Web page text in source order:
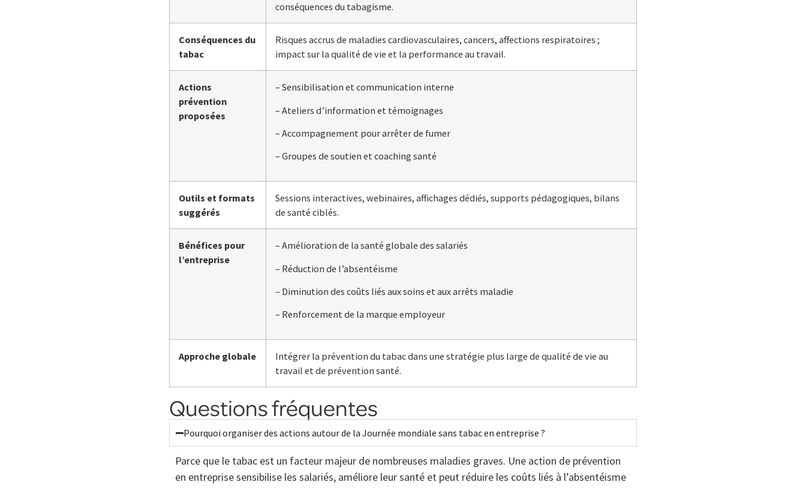
conséquences du tabagisme.
Conséquences du
tabac
Risques accrus de maladies cardiovasculaires, cancers, affections respiratoires ;
impact sur la qualité de vie et la performance au travail.
Actions
prévention
proposées
– Sensibilisation et communication interne
– Ateliers d’information et témoignages
– Accompagnement pour arrêter de fumer
– Groupes de soutien et coaching santé
Outils et formats
suggérés
Sessions interactives, webinaires, affichages dédiés, supports pédagogiques, bilans
de santé ciblés.
Bénéfices pour
l’entreprise
– Amélioration de la santé globale des salariés
– Réduction de l’absentéisme
– Diminution des coûts liés aux soins et aux arrêts maladie
– Renforcement de la marque employeur
Approche globale
Intégrer la prévention du tabac dans une stratégie plus large de qualité de vie au
travail et de prévention santé.
Questions fréquentes
Pourquoi organiser des actions autour de la Journée mondiale sans tabac en entreprise ?
Parce que le tabac est un facteur majeur de nombreuses maladies graves. Une action de prévention
en entreprise sensibilise les salariés, améliore leur santé et peut réduire les coûts liés à l’absentéisme